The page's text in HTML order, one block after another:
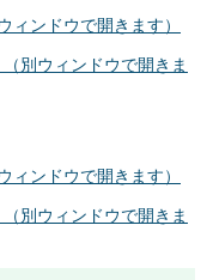
ィンドウで開きます）
別ウィンドウで開きま
ィンドウで開きます）
別ウィンドウで開きま